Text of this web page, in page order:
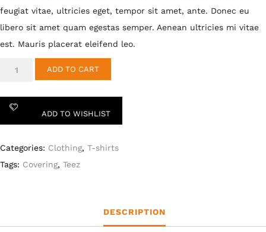
feugiat vitae, ultricies eget, tempor sit amet, ante. Donec eu
libero sit amet quam egestas semper. Aenean ultricies mi vitae
est. Mauris placerat eleifend leo.
Ninja
Silhouette
quantity
ADD TO CART
ADD TO WISHLIST
Categories: Clothing, T-shirts
Tags: Covering, Teez
DESCRIPTION